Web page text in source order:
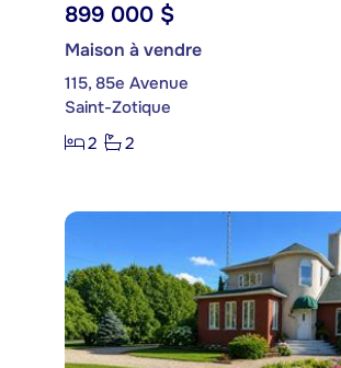
899 000 $
Maison à vendre
115, 85e Avenue
Saint-Zotique
2
2